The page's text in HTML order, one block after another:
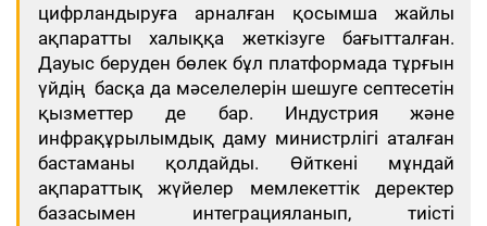
цифрландыруға арналған қосымша жайлы
ақпаратты халыққа жеткізуге бағытталған.
Дауыс беруден бөлек бұл платформада тұрғын
үйдің басқа да мәселелерін шешуге септесетін
қызметтер де бар. Индустрия және
инфрақұрылымдық даму министрлігі аталған
бастаманы қолдайды. Өйткені мұндай
ақпараттық жүйелер мемлекеттік деректер
базасымен интеграцияланып, тиісті